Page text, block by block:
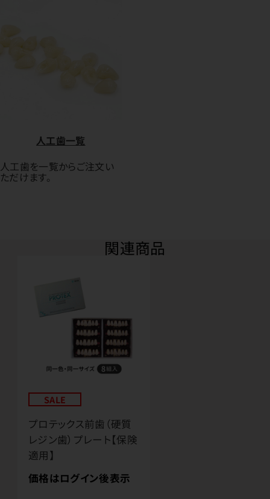
人工歯一覧
人工歯を一覧からご注文い
ただけます。
関連商品
SALE
プロテックス前歯（硬質
レジン歯）プレート【保険
適用】
価格はログイン後表示